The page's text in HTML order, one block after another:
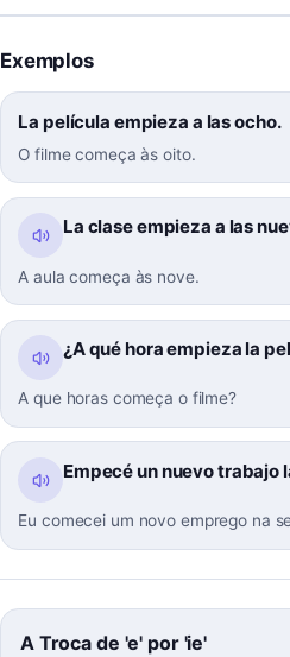
Exemplos
La película empieza a las ocho.
O filme começa às oito.
La clase empieza a las
A aula começa às nove.
¿A qué hora empieza la
A que horas começa o filme?
Empecé un nuevo trabajo
Eu comecei um novo emprego na
A Troca de 'e' por 'ie'